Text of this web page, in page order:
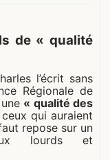
de « qualité
l’écrit sans
Régionale de
« qualité des
qui auraient
repose sur un
lourds et